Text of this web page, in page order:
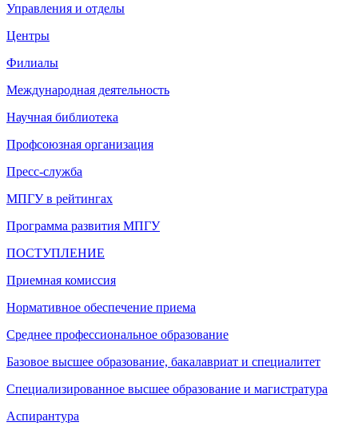
Управления и отделы
Центры
Филиалы
Международная деятельность
Научная библиотека
Профсоюзная организация
Пресс-служба
МПГУ в рейтингах
Программа развития МПГУ
ПОСТУПЛЕНИЕ
Приемная комиссия
Нормативное обеспечение приема
Среднее профессиональное образование
Базовое высшее образование, бакалавриат и специалитет
Специализированное высшее образование и магистратура
Аспирантура